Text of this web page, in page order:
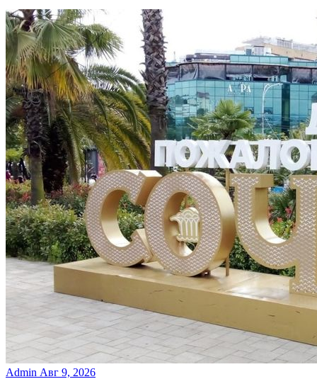
Admin Авг 9, 2026